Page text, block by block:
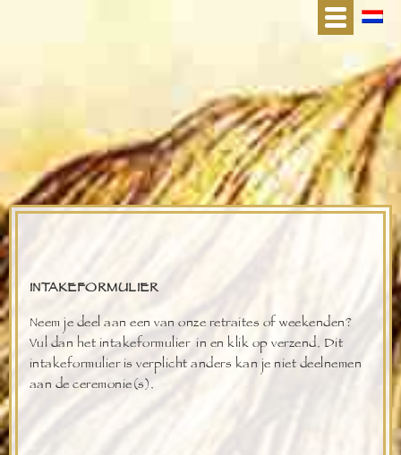
INTAKEFORMULIER
Neem je deel aan een van onze retraites of weekenden?
Vul dan het intakeformulier in en klik op verzend. Dit
intakeformulier is verplicht anders kan je niet deelnemen
aan de ceremonie(s).